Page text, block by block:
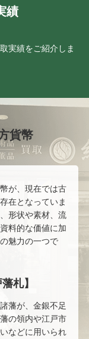
績
実績をご紹介しま
貨幣
が、現在では古
在となっていま
形状や素材、流
料的な価値に加
魅力の一つで
札】
藩が、金銀不足
の領内や江戸市
などに用いられ